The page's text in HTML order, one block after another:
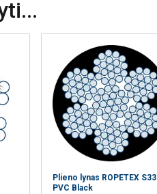
Plieno lynas ROPETEX S33
PVC Black